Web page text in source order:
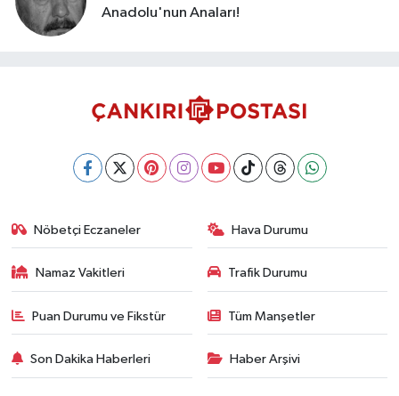
Anadolu'nun Anaları!
Nöbetçi Eczaneler Hava Durumu
Namaz Vakitleri Trafik Durumu
Puan Durumu ve Fikstür Tüm Manşetler
Son Dakika Haberleri Haber Arşivi